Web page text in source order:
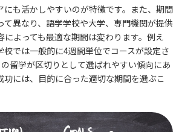
にも活かしやすいのが特徴です。また、期間
て異なり、語学学校や大学、専門機関が提供
によっても最適な期間は変わります。例え
校では一般的に4週間単位でコースが設定さ
留学が区切りとして選ばれやすい傾向にあ
功には、目的に合った適切な期間を選ぶこ